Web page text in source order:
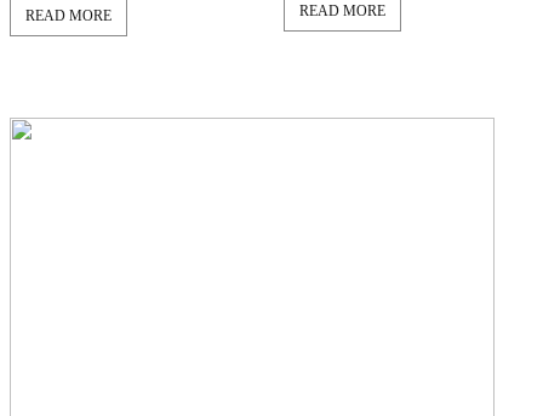
READ MORE READ MORE